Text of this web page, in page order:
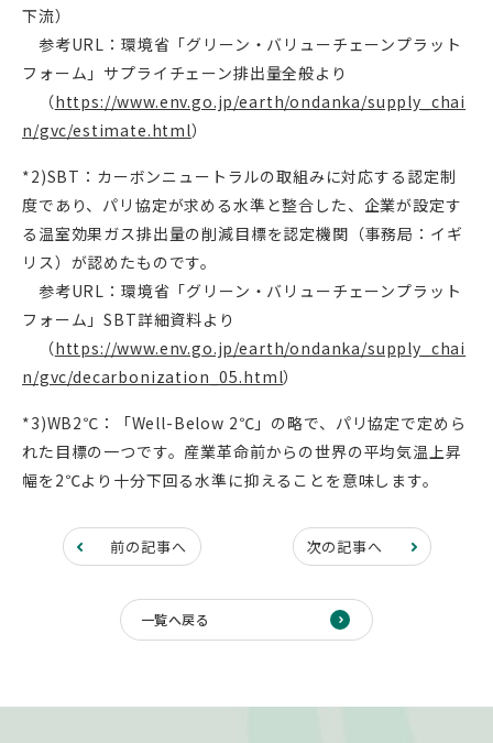
下流）
参考URL：環境省「グリーン・バリューチェーンプラット
フォーム」サプライチェーン排出量全般より
（https://www.env.go.jp/earth/ondanka/supply_chai
n/gvc/estimate.html）
*2)SBT：カーボンニュートラルの取組みに対応する認定制
度であり、パリ協定が求める水準と整合した、企業が設定す
る温室効果ガス排出量の削減目標を認定機関（事務局：イギ
リス）が認めたものです。
参考URL：環境省「グリーン・バリューチェーンプラット
フォーム」SBT詳細資料より
（https://www.env.go.jp/earth/ondanka/supply_chai
n/gvc/decarbonization_05.html）
*3)WB2℃：「Well-Below 2℃」の略で、パリ協定で定めら
れた目標の一つです。産業革命前からの世界の平均気温上昇
幅を2℃より十分下回る水準に抑えることを意味します。
前の記事へ 次の記事へ
一覧へ戻る